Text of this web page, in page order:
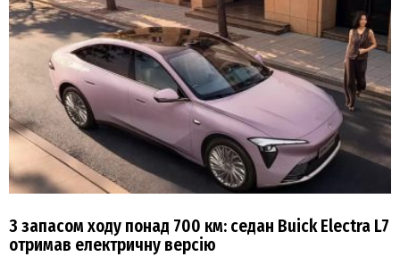
З запасом ходу понад 700 км: седан Buick Electra L7
отримав електричну версію